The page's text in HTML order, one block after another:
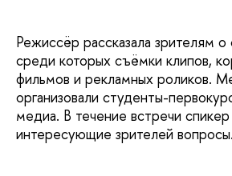
Режиссёр рассказала зрителям о
среди которых съёмки клипов,
фильмов и рекламных роликов.
организовали студенты-
медиа. В течение встречи спикер
интересующие зрителей вопросы.